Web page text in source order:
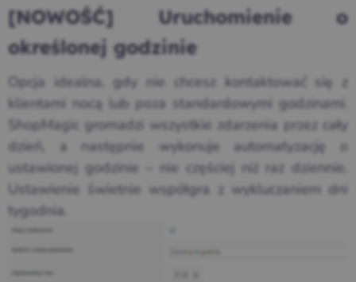
[NOWOŚĆ] Uruchomienie o
określonej godzinie
Opcja idealna, gdy nie chcesz kontaktować się z
klientami nocą lub poza standardowymi godzinami.
ShopMagic gromadzi wszystkie zdarzenia przez cały
dzień, a następnie wykonuje automatyzację o
ustawionej godzinie – nie częściej niż raz dziennie.
Ustawienie świetnie współgra z wykluczaniem dni
tygodnia.